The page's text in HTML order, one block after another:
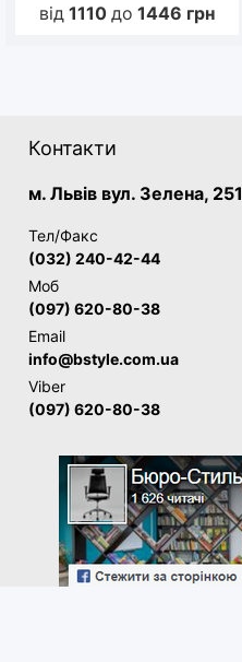
від 1110 до 1446 грн
Контакти
м. Львів вул. Зелена, 251
Тел/Факс
(032) 240-42-44
Моб
(097) 620-80-38
Email
info@bstyle.com.ua
Viber
(097) 620-80-38